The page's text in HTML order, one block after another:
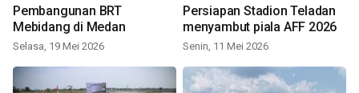
Pembangunan BRT
Mebidang di Medan
Selasa, 19 Mei 2026
Persiapan Stadion Teladan
menyambut piala AFF 2026
Senin, 11 Mei 2026